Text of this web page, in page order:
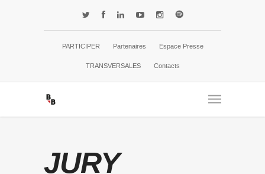
PARTICIPER Partenaires Espace Presse
TRANSVERSALES Contacts
JURY